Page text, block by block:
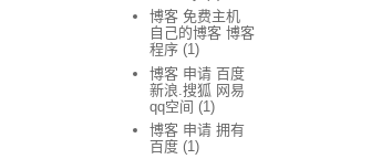
博客 免费主机
自己的博客 博客
程序 (1)
博客 申请 百度
新浪.搜狐 网易
qq空间 (1)
博客 申请 拥有
百度 (1)